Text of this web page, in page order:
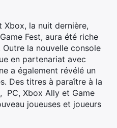
Xbox, la nuit dernière,
Fest, aura été riche
Outre la nouvelle console
en partenariat avec
a également révélé un
Des titres à paraître à la
PC, Xbox Ally et Game
joueuses et joueurs